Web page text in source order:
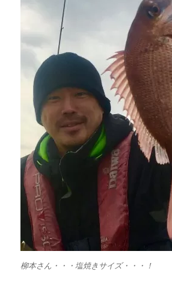
柳本さん・・・塩焼きサイズ・・・！